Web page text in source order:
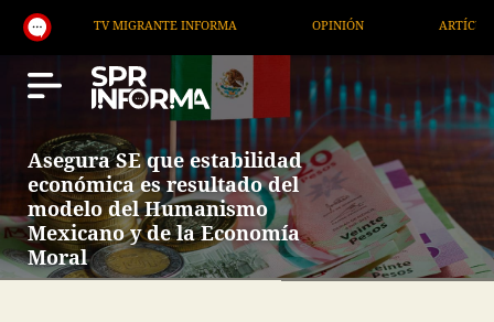
TV MIGRANTE INFORMA OPINIÓN ARTÍCULOS
Asegura SE que estabilidad
económica es resultado del
modelo del Humanismo
Mexicano y de la Economía
Moral